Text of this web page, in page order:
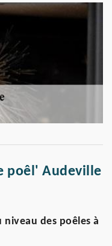
poêl' Audeville
niveau des poêles à